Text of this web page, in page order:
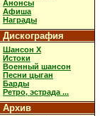
Анонсы
Афиша
Награды
Дискография
Шансон X
Истоки
Военный шансон
Песни цыган
Барды
Ретро, эстрада ...
Архив